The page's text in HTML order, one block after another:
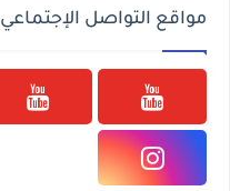
مواقع التواصل الإجتماعي